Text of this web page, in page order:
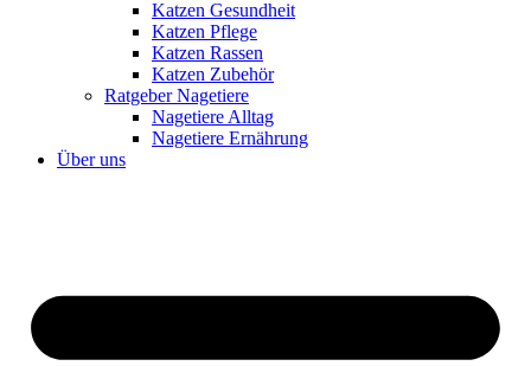
Katzen Gesundheit
Katzen Pflege
Katzen Rassen
Katzen Zubehör
Ratgeber Nagetiere
Nagetiere Alltag
Nagetiere Ernährung
Über uns